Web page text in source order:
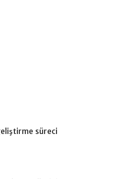
süreci